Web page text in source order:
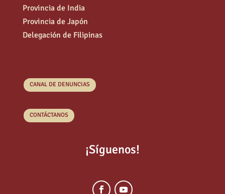
Provincia de India
Provincia de Japón
Delegación de Filipinas
CANAL DE DENUNCIAS
CONTÁCTANOS
¡Síguenos!